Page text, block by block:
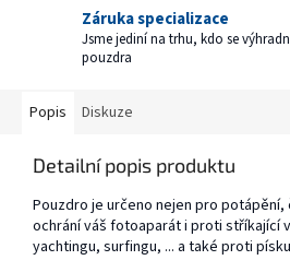
Záruka specializace
Jsme jediní na trhu, kdo se
pouzdra
Popis Diskuze
Detailní popis produktu
Pouzdro je určeno nejen pro potápění,
ochrání váš fotoaparát i proti stříkající
yachtingu, surfingu, ... a také proti